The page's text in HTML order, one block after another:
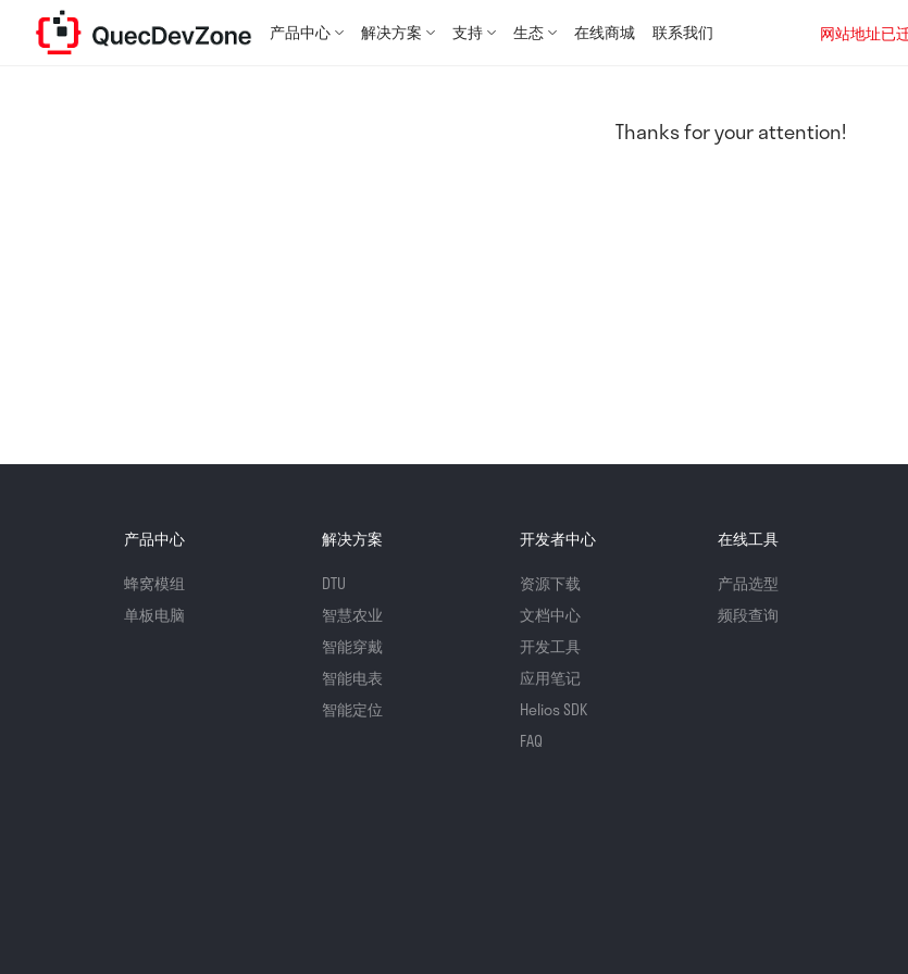
产品中心 解决方案 支持 生态 在线商城 联系我们
网站地址已
Thanks for your attention!
产品中心
蜂窝模组
单板电脑
解决方案
DTU
智慧农业
智能穿戴
智能电表
智能定位
开发者中心
资源下载
文档中心
开发工具
应用笔记
Helios SDK
FAQ
在线工具
产品选型
频段查询